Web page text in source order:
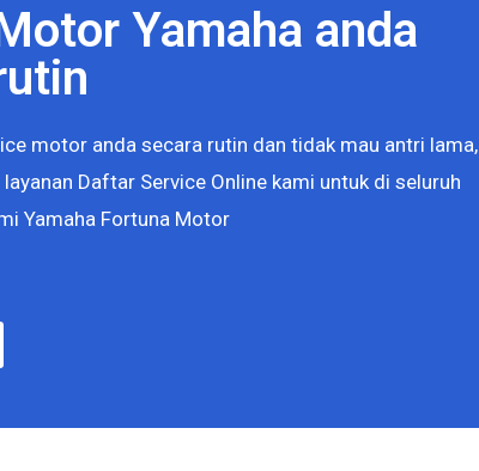
Yamaha anda
motor anda secara rutin dan tidak mau antri lama,
Daftar Service Online kami untuk di seluruh
Yamaha Fortuna Motor